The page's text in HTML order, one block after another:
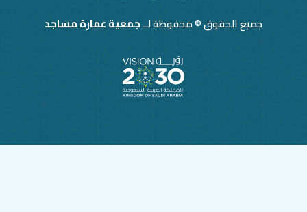
© محفوظة لــجمعية عمارة مساجد